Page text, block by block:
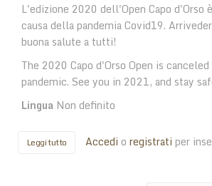
L'edizione 2020 dell'Open Capo d'Orso
causa della pandemia Covid19.
buona salute a tutti!
The 2020 Capo d'Orso Open is
pandemic. See you in 2021, and stay
Lingua Non definito
Leggi tutto su Arrivederci al 2021
Accedi oregistrati per